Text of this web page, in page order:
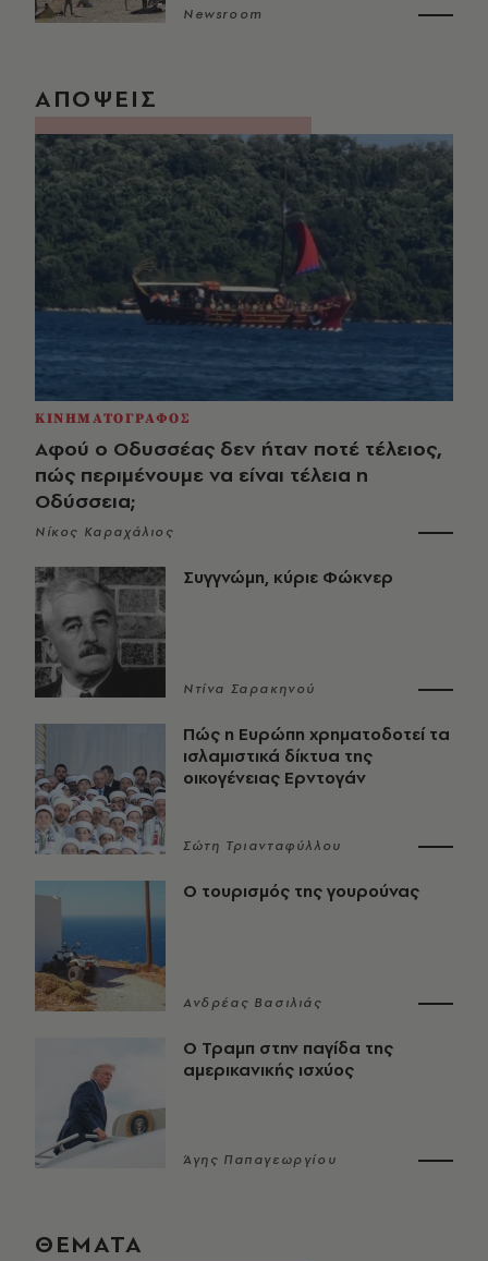
Newsroom
ΑΠΟΨΕΙΣ
ΚΙΝΗΜΑΤΟΓΡΑΦΟΣ
Αφού ο Οδυσσέας δεν ήταν ποτέ τέλειος,
πώς περιμένουμε να είναι τέλεια η
Οδύσσεια;
Νίκος Καραχάλιος
Συγγνώμη, κύριε Φώκνερ
Ντίνα Σαρακηνού
Πώς η Ευρώπη χρηματοδοτεί τα
ισλαμιστικά δίκτυα της
οικογένειας Ερντογάν
Σώτη Τριανταφύλλου
Ο τουρισμός της γουρούνας
Ανδρέας Βασιλιάς
Ο Τραμπ στην παγίδα της
αμερικανικής ισχύος
Άγης Παπαγεωργίου
ΘΕΜΑΤΑ